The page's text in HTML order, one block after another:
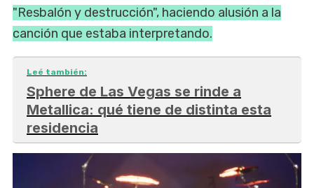
"Resbalón y destrucción", haciendo alusión a la
canción que estaba interpretando.
Leé también:
Sphere de Las Vegas se rinde a
Metallica: qué tiene de distinta esta
residencia